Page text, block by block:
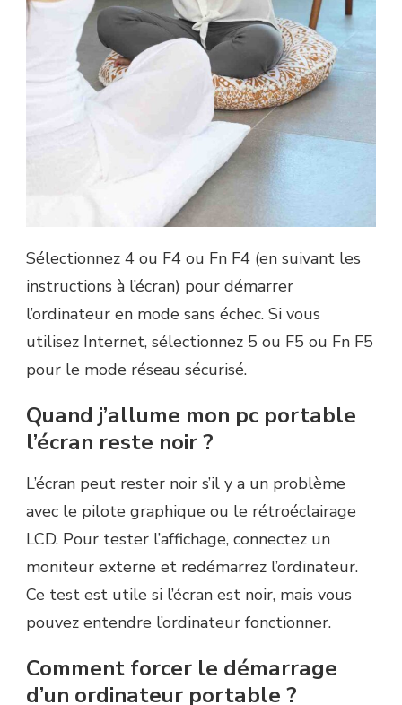
Sélectionnez 4 ou F4 ou Fn F4 (en suivant les
instructions à l’écran) pour démarrer
l’ordinateur en mode sans échec. Si vous
utilisez Internet, sélectionnez 5 ou F5 ou Fn F5
pour le mode réseau sécurisé.
Quand j’allume mon pc portable
l’écran reste noir ?
L’écran peut rester noir s’il y a un problème
avec le pilote graphique ou le rétroéclairage
LCD. Pour tester l’affichage, connectez un
moniteur externe et redémarrez l’ordinateur.
Ce test est utile si l’écran est noir, mais vous
pouvez entendre l’ordinateur fonctionner.
Comment forcer le démarrage
d’un ordinateur portable ?